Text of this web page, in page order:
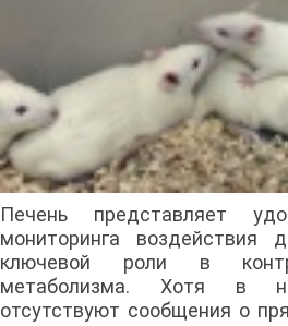
Печень представляет
мониторинга воздействия
ключевой роли в
метаболизма. Хотя в
отсутствуют сообщения о